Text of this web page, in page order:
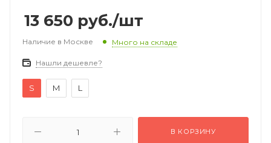
13 650 руб./шт
Наличие в Москве Много на складе
Нашли дешевле?
S M L
В КОРЗИНУ